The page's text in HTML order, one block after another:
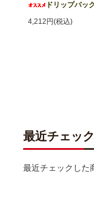
ドリップバッ
4,212円(税込)
最近チェッ
最近チェックした